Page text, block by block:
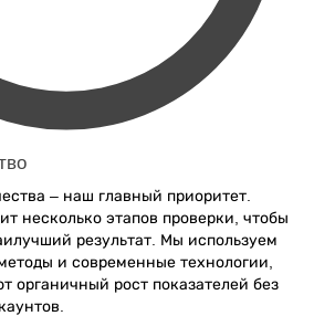
– наш главный приоритет.
несколько этапов проверки, чтобы
результат. Мы используем
и современные технологии,
органичный рост показателей без